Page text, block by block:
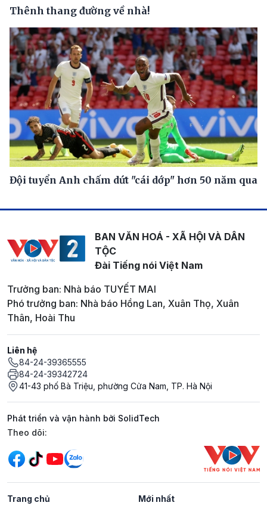
Thênh thang đường về nhà!
Đội tuyển Anh chấm dứt "cái dớp" hơn 50 năm qua
BAN VĂN HOÁ - XÃ HỘI VÀ DÂN
TỘC
Đài Tiếng nói Việt Nam
Trưởng ban: Nhà báo TUYẾT MAI
Phó trưởng ban: Nhà báo Hồng Lan, Xuân Thọ, Xuân
Thân, Hoài Thu
Liên hệ
84-24-39365555
84-24-39342724
41-43 phố Bà Triệu, phường Cửa Nam, TP. Hà Nội
Phát triển và vận hành bởi SolidTech
Mạng xã hội
Theo dõi:
Trang chủ Mới nhất